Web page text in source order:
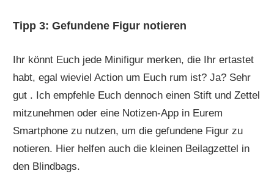
Tipp 3: Gefundene Figur notieren
Ihr könnt Euch jede Minifigur merken, die Ihr ertastet
habt, egal wieviel Action um Euch rum ist? Ja? Sehr
gut . Ich empfehle Euch dennoch einen Stift und Zettel
mitzunehmen oder eine Notizen-App in Eurem
Smartphone zu nutzen, um die gefundene Figur zu
notieren. Hier helfen auch die kleinen Beilagzettel in
den Blindbags.